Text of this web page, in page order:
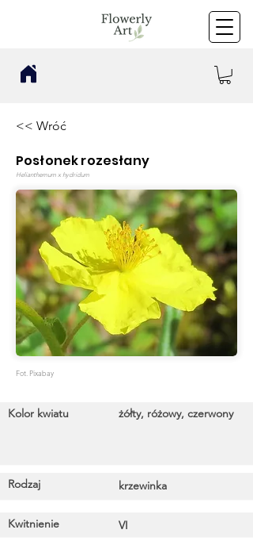
<< Wróć
Helianthemum x hydridum
Posłonek rozesłany
Fot. Pixabay
Kolor kwiatu żółty, różowy, czerwony
Rodzaj krzewinka
Kwitnienie VI